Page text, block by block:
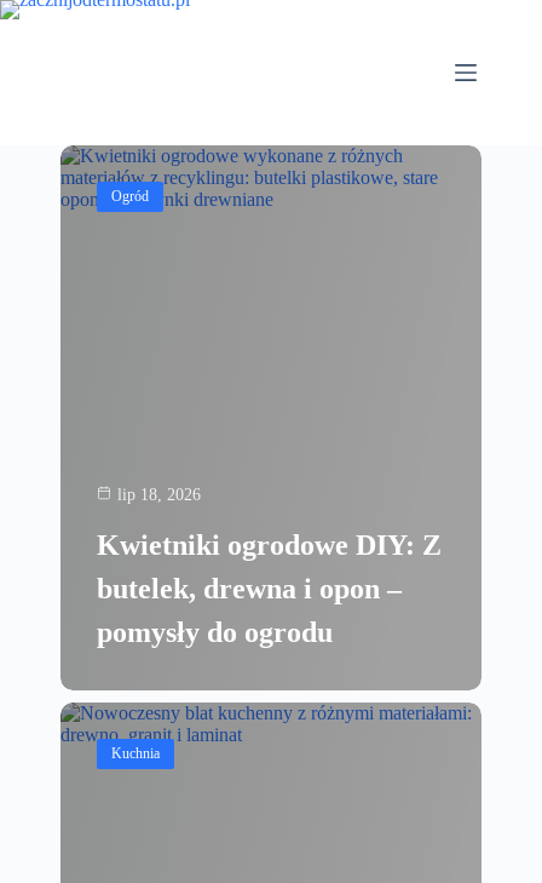
Przejdź
Ogród
lip 18, 2026
Kwietniki ogrodowe DIY: Z
butelek, drewna i opon –
pomysły do ogrodu
Kuchnia